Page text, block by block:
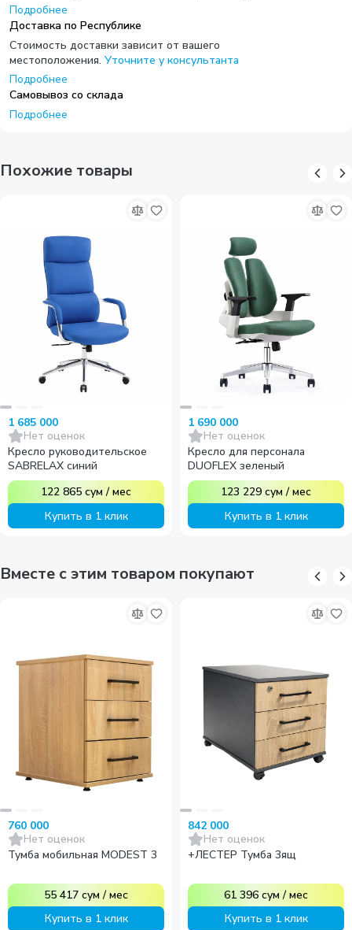
Подробнее
Доставка по Республике
Стоимость доставки зависит от вашего
местоположения. Уточните у консультанта
Подробнее
Самовывоз со склада
Подробнее
Похожие товары
1 685 000
Нет оценок
Кресло руководительское
SABRELAX синий
122 865 сум /мес
Купить в 1 клик
1 690 000
Нет оценок
Кресло для персонала
DUOFLEX зеленый
123 229 сум /мес
Купить в 1 клик
Вместе с этим товаром покупают
760 000
Нет оценок
Тумба мобильная MODEST 3
55 417 сум /мес
Купить в 1 клик
842 000
Нет оценок
+ЛЕСТЕР Тумба 3ящ
61 396 сум /мес
Купить в 1 клик